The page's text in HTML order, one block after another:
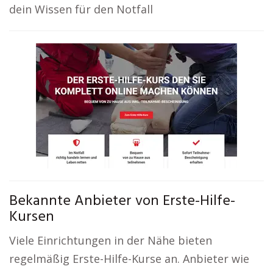
dein Wissen für den Notfall
Bekannte Anbieter von Erste-Hilfe-
Kursen
Viele Einrichtungen in der Nähe bieten
regelmäßig Erste-Hilfe-Kurse an. Anbieter wie